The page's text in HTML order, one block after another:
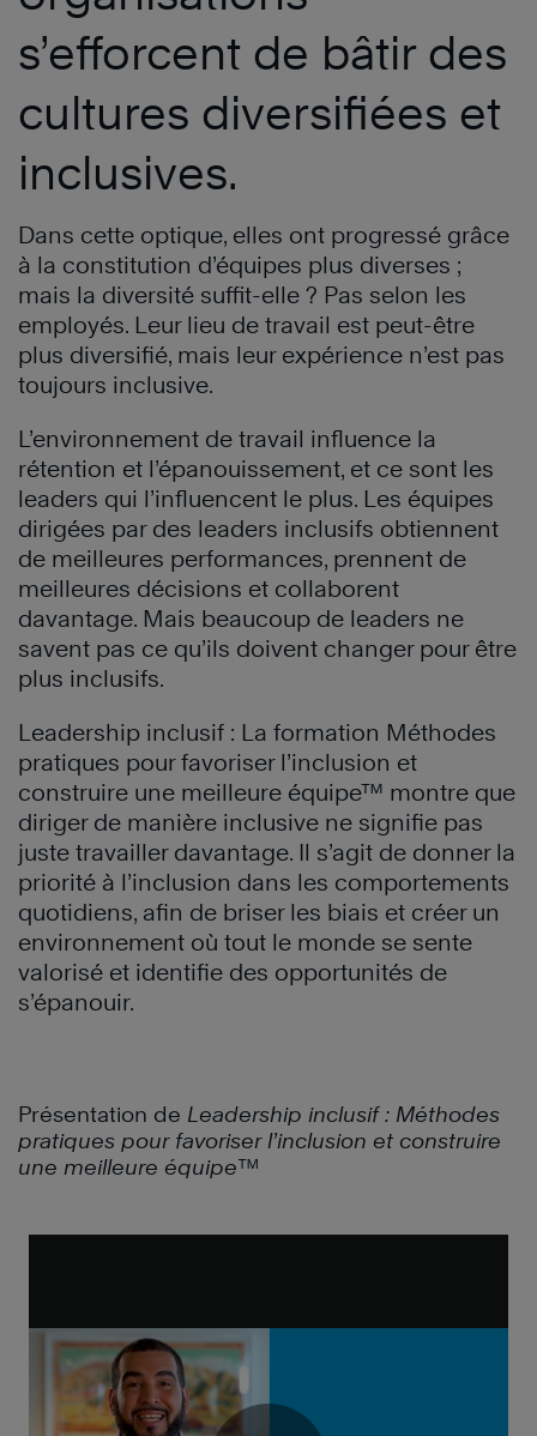
s’efforcent de bâtir des
cultures diversifiées et
inclusives.
Dans cette optique, elles ont progressé grâce
à la constitution d’équipes plus diverses ;
mais la diversité suffit-elle ? Pas selon les
employés. Leur lieu de travail est peut-être
plus diversifié, mais leur expérience n’est pas
toujours inclusive.
L’environnement de travail influence la
rétention et l’épanouissement, et ce sont les
leaders qui l’influencent le plus. Les équipes
dirigées par des leaders inclusifs obtiennent
de meilleures performances, prennent de
meilleures décisions et collaborent
davantage. Mais beaucoup de leaders ne
savent pas ce qu’ils doivent changer pour être
plus inclusifs.
Leadership inclusif : La formation Méthodes
pratiques pour favoriser l’inclusion et
construire une meilleure équipe™ montre que
diriger de manière inclusive ne signifie pas
juste travailler davantage. Il s’agit de donner la
priorité à l’inclusion dans les comportements
quotidiens, afin de briser les biais et créer un
environnement où tout le monde se sente
valorisé et identifie des opportunités de
s’épanouir.
Présentation de Leadership inclusif : Méthodes
pratiques pour favoriser l’inclusion et construire
une meilleure équipe™